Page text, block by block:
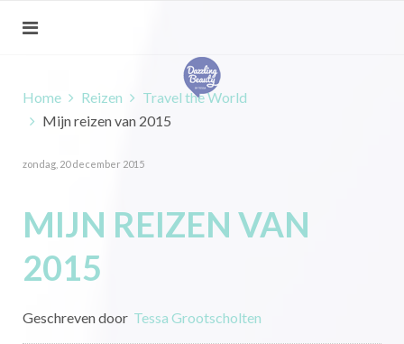
Home Reizen
Travel the World
Mijn reizen van 2015
zondag, 20 december 2015
MIJN REIZEN VAN
2015
Geschreven door Tessa Grootscholten